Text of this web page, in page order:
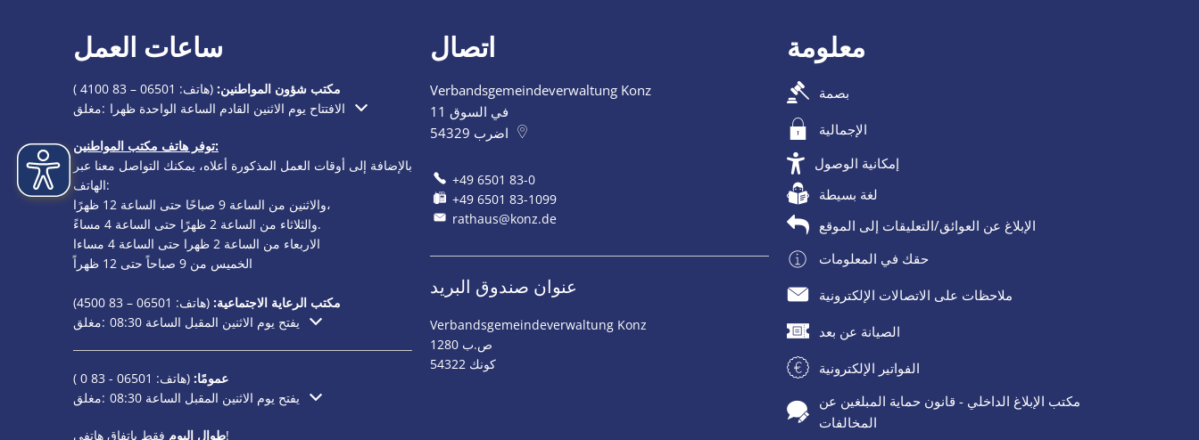
ساعات العمل
مكتب شؤون المواطنين: (هاتف:
)
انقر لإخفاء أوقات الفتح أو الإغلاق الإضافية
مغلق: الافتتاح يوم الاثنين القادم الساعة الواحدة ظهرا
توفر هاتف مكتب المواطنين:
بالإضافة إلى أوقات العمل المذكورة أعلاه، يمكنك التواصل معنا عبر
الهاتف:
والاثنين من الساعة 9 صباحًا حتى الساعة 12 ظهرًا،
والثلاثاء من الساعة 2 ظهرًا حتى الساعة 4 مساءً.
الاربعاء من الساعة 2 ظهرا حتى الساعة 4 مساءا
الخميس من 9 صباحاً حتى 12 ظهراً
مكتب الرعاية الاجتماعية: (هاتف:
انقر لإخفاء أوقات الفتح أو الإغلاق الإضافية
مغلق: يفتح يوم الاثنين المقبل الساعة 08:30
عمومًا: (هاتف:
)
انقر لإخفاء أوقات الفتح أو الإغلاق الإضافية
مغلق: يفتح يوم الاثنين المقبل الساعة 08:30
طوال اليومفقط باتفاق هاتفي!
اتصال
Verbandsgemeindeverwaltung Konz
في السوق 11
54329 اضرب
+49 6501 83-0
+49 6501 83-1099
rathaus@konz.de
عنوان صندوق البريد
Verbandsgemeindeverwaltung Konz
ص.ب 1280
54322 كونك
معلومة
بصمة
الإجمالية
إمكانية الوصول
لغة بسيطة
الإبلاغ عن العوائق/التعليقات إلى الموقع
حقك في المعلومات
ملاحظات على الاتصالات الإلكترونية
الصيانة عن بعد
الفواتير الإلكترونية
مكتب الإبلاغ الداخلي - قانون حماية المبلغين عن
المخالفات